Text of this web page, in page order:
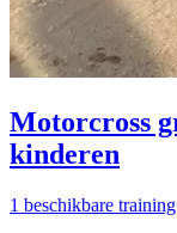
Motorcross
kinderen
1 beschikbare training